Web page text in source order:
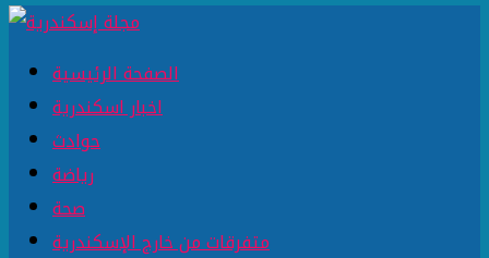
الصفحة الرئيسية
اخبار اسكندرية
حوادث
رياضة
صحة
متفرقات من خارج الإسكندرية